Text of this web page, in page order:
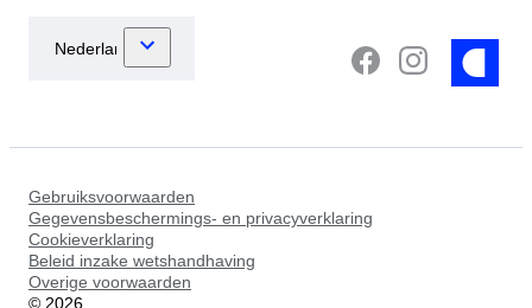
Gebruiksvoorwaarden
Gegevensbeschermings- en privacyverklaring
Cookieverklaring
Beleid inzake wetshandhaving
Overige voorwaarden
© 2026